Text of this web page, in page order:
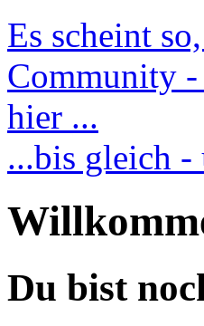
Es scheint
Community
hier ...
...bis gleich
Du bist